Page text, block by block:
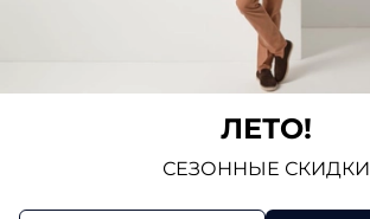
Отзывов еще никто не оставлял
ЛЕТО!
СЕЗОННЫЕ СКИДКИ